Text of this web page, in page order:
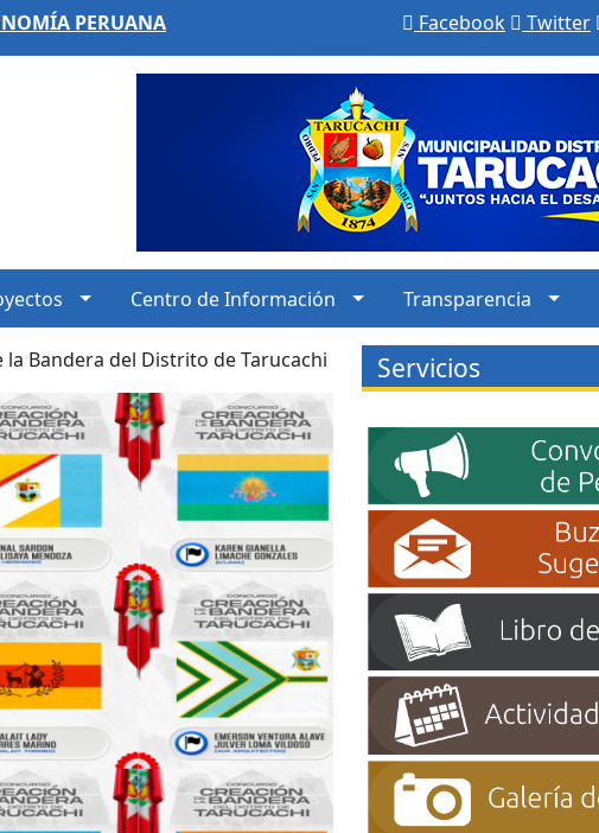
PERUANA Facebook Twitter
Centro de Información Transparencia
la Bandera del Distrito de Tarucachi Servicios